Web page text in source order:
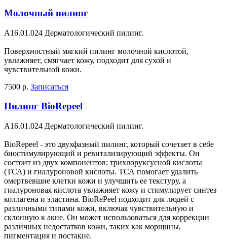
Молочный пилинг
A16.01.024 Дерматологический пилинг.
Поверхностный мягкий пилинг молочной кислотой,
увлажняет, смягчает кожу, подходит для сухой и
чувствительной кожи.
7500 р. Записаться
Пилинг BioRepeel
A16.01.024 Дерматологический пилинг.
BioRepeel - это двухфазный пилинг, который сочетает в себе
биостимулирующий и ревитализирующий эффекты. Он
состоит из двух компонентов: трихлоруксусной кислоты
(ТСА) и гиалуроновой кислоты. ТСА помогает удалить
омертвевшие клетки кожи и улучшить ее текстуру, а
гиалуроновая кислота увлажняет кожу и стимулирует синтез
коллагена и эластина. BioRePeel подходит для людей с
различными типами кожи, включая чувствительную и
склонную к акне. Он может использоваться для коррекции
различных недостатков кожи, таких как морщины,
пигментация и постакне.